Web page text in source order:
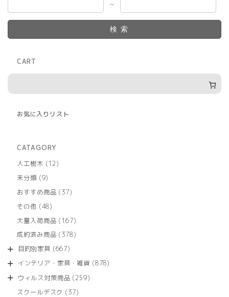
～
検索
CART
お気に入りリスト
CATAGORY
人工樹木
1212
商
未分類 99
の
商
おすすめ商品 3737
商
その他 4848
の
商
大量入荷商品 167167
の
成約済み商品 378378
商
目的別家具 667667
の
商
インテリア・家具・雑貨 878878
ウィルス対策商品 259259
スクールデスク 3737